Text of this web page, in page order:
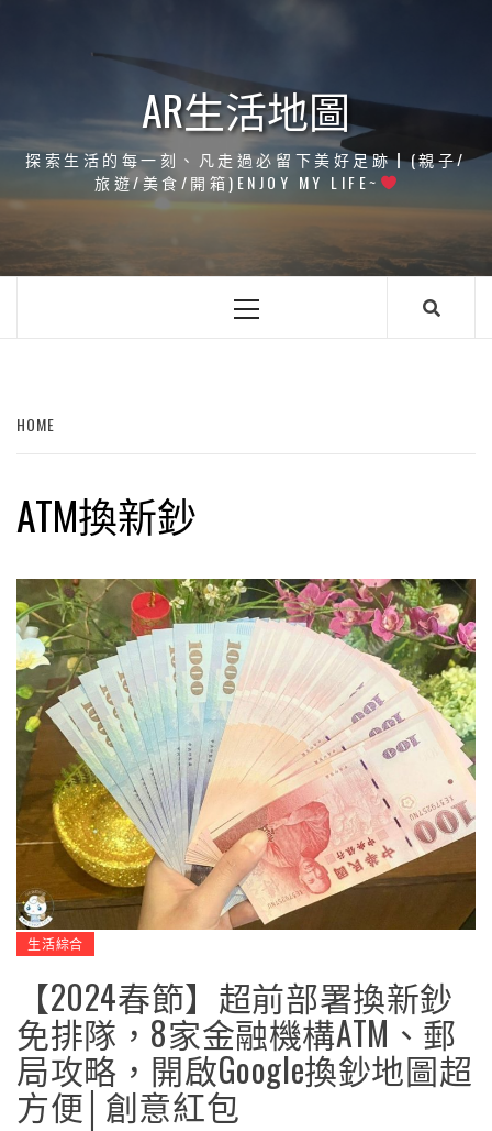
AR生活地圖
探索生活的每一刻、凡走過必留下美好足跡┃(親子/
旅遊/美食/開箱)ENJOY MY LIFE~
Primary
HOME
ATM換新鈔
生活綜合
【2024春節】超前部署換新鈔
免排隊，8家金融機構ATM、郵
局攻略，開啟Google換鈔地圖超
方便│創意紅包